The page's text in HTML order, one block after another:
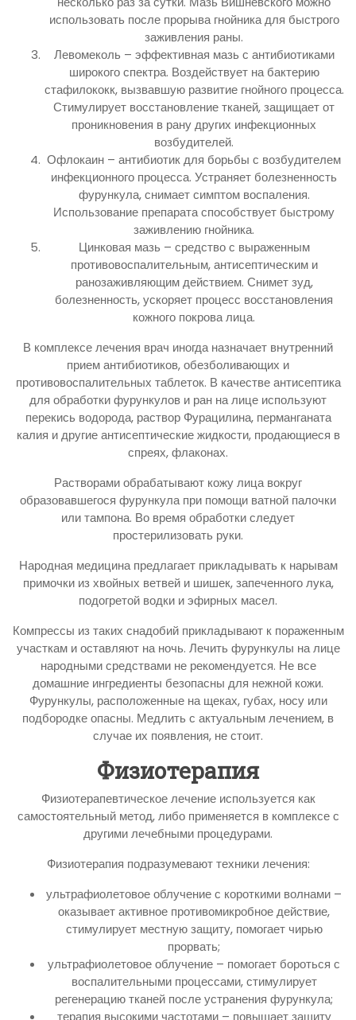
использовать после прорыва гнойника для быстрого
заживления раны.
Левомеколь – эффективная мазь с антибиотиками
широкого спектра. Воздействует на бактерию
стафилококк, вызвавшую развитие гнойного процесса.
Стимулирует восстановление тканей, защищает от
проникновения в рану других инфекционных
возбудителей.
Офлокаин – антибиотик для борьбы с возбудителем
инфекционного процесса. Устраняет болезненность
фурункула, снимает симптом воспаления.
Использование препарата способствует быстрому
заживлению гнойника.
Цинковая мазь – средство с выраженным
противовоспалительным, антисептическим и
ранозаживляющим действием. Снимет зуд,
болезненность, ускоряет процесс восстановления
кожного покрова лица.
В комплексе лечения врач иногда назначает внутренний
прием антибиотиков, обезболивающих и
противовоспалительных таблеток. В качестве антисептика
для обработки фурункулов и ран на лице используют
перекись водорода, раствор Фурацилина, перманганата
калия и другие антисептические жидкости, продающиеся в
спреях, флаконах.
Растворами обрабатывают кожу лица вокруг
образовавшегося фурункула при помощи ватной палочки
или тампона. Во время обработки следует
простерилизовать руки.
Народная медицина предлагает прикладывать к нарывам
примочки из хвойных ветвей и шишек, запеченного лука,
подогретой водки и эфирных масел.
Компрессы из таких снадобий прикладывают к пораженным
участкам и оставляют на ночь. Лечить фурункулы на лице
народными средствами не рекомендуется. Не все
домашние ингредиенты безопасны для нежной кожи.
Фурункулы, расположенные на щеках, губах, носу или
подбородке опасны. Медлить с актуальным лечением, в
случае их появления, не стоит.
Физиотерапия
Физиотерапевтическое лечение используется как
самостоятельный метод, либо применяется в комплексе с
другими лечебными процедурами.
Физиотерапия подразумевают техники лечения:
ультрафиолетовое облучение с короткими волнами –
оказывает активное противомикробное действие,
стимулирует местную защиту, помогает чирью
прорвать;
ультрафиолетовое облучение – помогает бороться с
воспалительными процессами, стимулирует
регенерацию тканей после устранения фурункула;
терапия высокими частотами – повышает защиту